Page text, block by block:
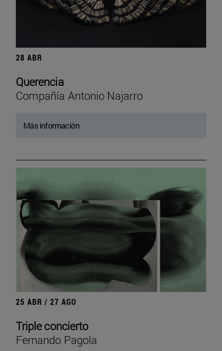
28 ABR
Querencia
Compañía Antonio Najarro
Más información
25 ABR / 27 AGO
Triple concierto
Fernando Pagola